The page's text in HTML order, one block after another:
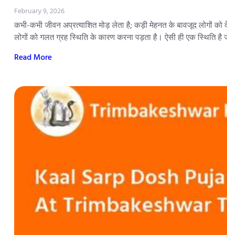
February 9, 2026
कभी-कभी जीवन अप्रत्याशित मोड़ लेता है; कड़ी मेहनत के बावजूद लोगों को
लोगों को गलत ग्रह स्थिति के कारण करना पड़ता है। ऐसी ही एक स्थिति
Read More